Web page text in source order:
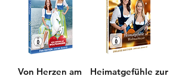
Von Herzen am
Heimatgefühle zur